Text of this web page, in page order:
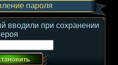
пароля
вводили при сохранении